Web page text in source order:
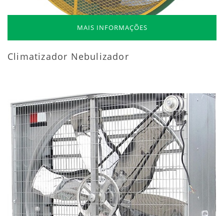
MAIS INFORMAÇÕES
Climatizador Nebulizador